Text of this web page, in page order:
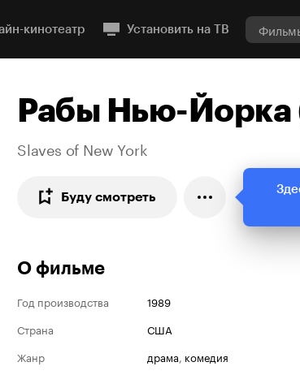
кинотеатр Установить на ТВ
Рабы Нью-Йорка
Slaves of New York
Буду смотреть
О фильме
Год производства
1989
Страна
США
Жанр
драма, комедия